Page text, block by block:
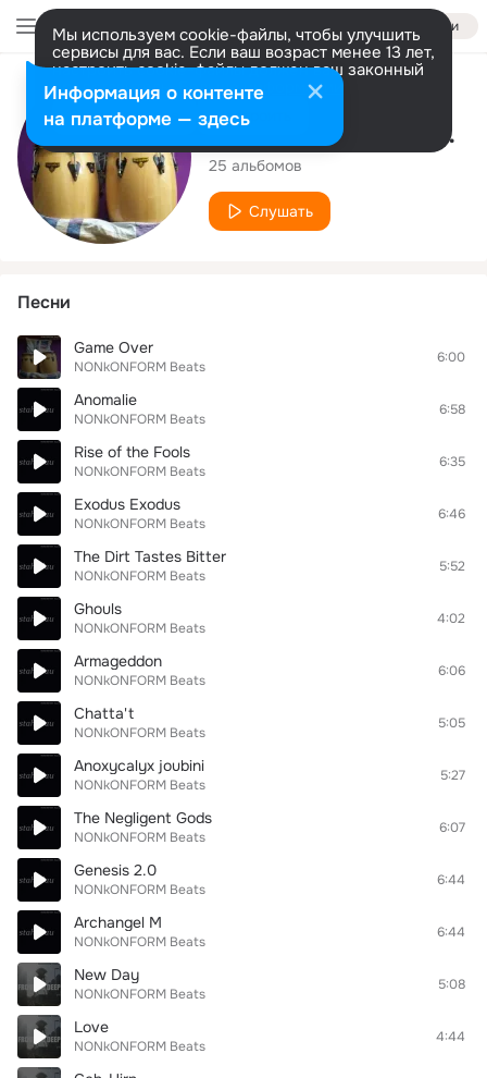
Войти
Мы используем cookie-файлы, чтобы улучшить
сервисы для вас. Если ваш возраст менее 13 лет,
настроить cookie-файлы должен ваш законный
представитель. Больше информации
Разрешить все Настроить
Исполнитель
NONkONFORM Beats
25 альбомов
Слушать
Песни
Game Over
NONkONFORM Beats
6:00
Anomalie
NONkONFORM Beats
6:58
Rise of the Fools
NONkONFORM Beats
6:35
Exodus Exodus
NONkONFORM Beats
6:46
The Dirt Tastes Bitter
NONkONFORM Beats
5:52
Ghouls
NONkONFORM Beats
4:02
Armageddon
NONkONFORM Beats
6:06
Chatta't
NONkONFORM Beats
5:05
Anoxycalyx joubini
NONkONFORM Beats
5:27
The Negligent Gods
NONkONFORM Beats
6:07
Genesis 2.0
NONkONFORM Beats
6:44
Archangel M
NONkONFORM Beats
6:44
New Day
NONkONFORM Beats
5:08
Love
NONkONFORM Beats
4:44
Информация о контенте
на платформе — здесь